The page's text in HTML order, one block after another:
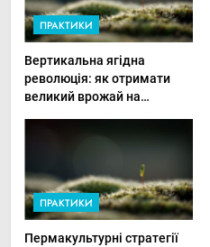
ПРАКТИКИ
Вертикальна ягідна
революція: як отримати
великий врожай на
ПРАКТИКИ
Пермакультурні стратегії